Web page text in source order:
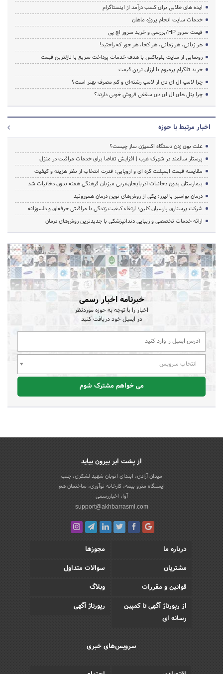
ایده های طلایی برای کسب درآمد از اینستاگرام
خدمات سایت انجام پروژه ماهان
قیمت سرور HP/بررسی و خرید سرور اچ پی
هر زبانی، هر زمانی، هر کجا، هر جور که راحتید!
رونمایی از سایت بلوباکس با هدف خدمات پرداخت سریع با نازلترین قیمت
خرید تلگرام پرمیوم با ارزان ترین قیمت
چرا لامپ ال ای دی از لامپ رشته‌ای و کم مصرف بهتر است؟
چرا پنل های ال ای دی سقفی فروش خوبی دارند؟
اخبار مرتبط با حوزه
علت بوق زدن دستگاه اکسیژن ساز چیست؟
پرستار سالمند در شهرک غرب | افزایش تقاضا برای خدمات مراقبت در منزل
مقایسه قیمت ایمپلنت کره ای و اروپایی؛ قدرت انتخاب از نظر هزینه و کیفیت
بیمارستان بدون دخانیات آذربایجان‌غربی میزبان فرهنگی هفته بدون دخانیات شد
درمان بواسیر با لیزر؛ یکی از روش‌های نوین درمان هموروئید
شرکت پرستاری پارسیان کلین؛ ارتقاء کیفیت زندگی با مراقبتی حرفه‌ای و دلسوزانه
ارائه خدمات تخصصی و زیبایی دندانپزشکی با جدیدترین روش‌های درمان
خبرنامه اخبار رسمی
اخبار را با توجه به حوزه موردنظر
در ایمیل خود دریافت کنید
انتخاب سرویس
می خواهم مشترک شوم
از پشت ابر بیرون بیاید
میدان آزادی، ابتدای اتوبان شهید لشکری، جنب
ایستگاه مترو بیمه، کارخانه نوآوری، ساختمان هم
آوا، اخباررسمی
support@akhbarrasmi.com
درباره ما
مجوزها
مشتریان
سوالات متداول
قوانین و مقررات
وبلاگ
از رپورتاژ آگهی تا کمپین
رسانه ای
رپورتاژ آگهی
سرویس‌های خبری